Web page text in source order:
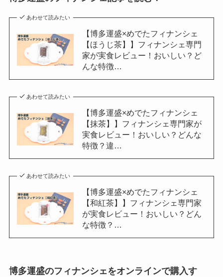
あわせて読みたい
【博多運盛×めでたフィナンシェ
【ほうじ茶】】フィナンシェ専門
家が実食レビュー！おいしい？ど
んな特徴…
あわせて読みたい
【博多運盛×めでたフィナンシェ
【抹茶】】フィナンシェ専門家が
実食レビュー！おいしい？どんな
特徴？違…
あわせて読みたい
【博多運盛×めでたフィナンシェ
【和紅茶】】フィナンシェ専門家
が実食レビュー！おいしい？どん
な特徴？…
博多運盛のフィナンシェをオンラインで購入す